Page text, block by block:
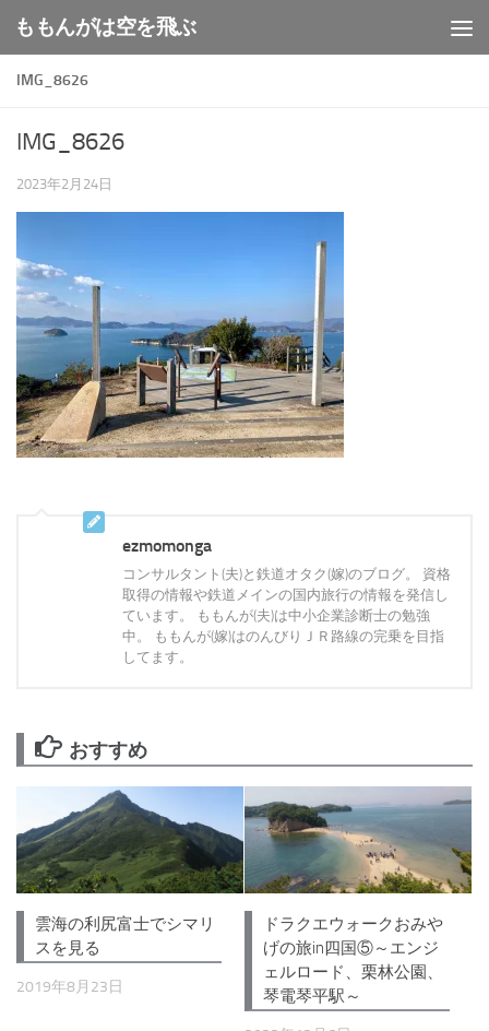
コンテンツへスキップ
ももんがは空を飛ぶ
IMG_8626
IMG_8626
2023年2月24日
ezmomonga
コンサルタント(夫)と鉄道オタク(嫁)のブログ。 資格
取得の情報や鉄道メインの国内旅行の情報を発信し
ています。 ももんが(夫)は中小企業診断士の勉強
中。 ももんが(嫁)はのんびりＪＲ路線の完乗を目指
してます。
おすすめ
雲海の利尻富士でシマリ
スを見る
2019年8月23日
ドラクエウォークおみや
げの旅in四国⑤～エンジ
ェルロード、栗林公園、
琴電琴平駅～